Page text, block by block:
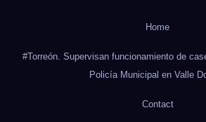
Home
#Torreón. Supervisan funcionamiento de
Policía Municipal en Valle
Contact